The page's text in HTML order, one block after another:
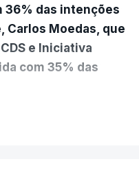
36% das intenções
Carlos Moedas, que
e Iniciativa
com 35% das
da capital.